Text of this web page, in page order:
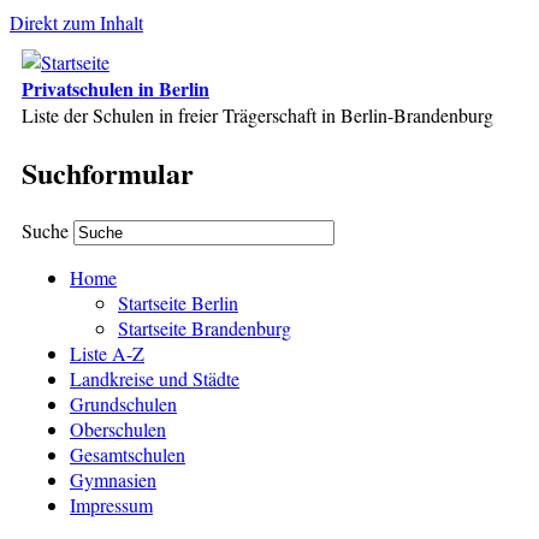
Direkt zum Inhalt
Privatschulen in Berlin
Liste der Schulen in freier Trägerschaft in Berlin-Brandenburg
Suchformular
Suche
Home
Startseite Berlin
Startseite Brandenburg
Liste A-Z
Landkreise und Städte
Grundschulen
Oberschulen
Gesamtschulen
Gymnasien
Impressum